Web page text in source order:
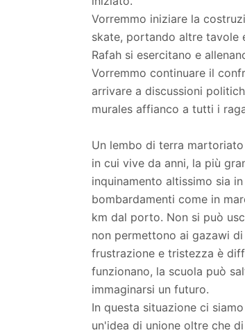
Vorremmo iniziare la
skate, portando altre tavole
Rafah si esercitano e
Vorremmo continuare il
arrivare a discussioni
murales affianco a tutti i
Un lembo di terra
in cui vive da anni, la più
inquinamento altissimo sia
bombardamenti come in
km dal porto. Non si può
non permettono ai gazawi
frustrazione e tristezza è
funzionano, la scuola può
immaginarsi un futuro.
In questa situazione ci
un'idea di unione oltre che